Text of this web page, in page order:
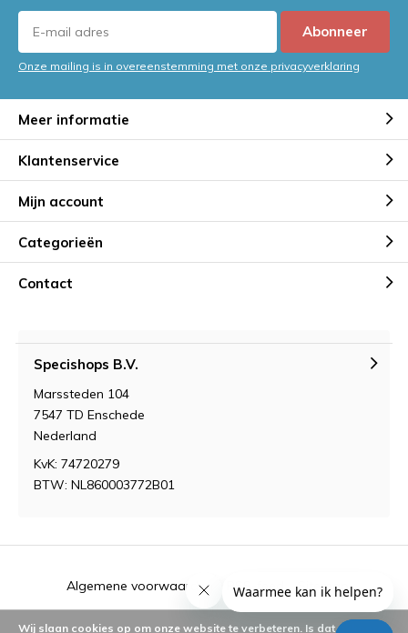
Abonneer
Onze mailing is in overeenstemming met onze privacyverklaring
Meer informatie
Klantenservice
Mijn account
Categorieën
Contact
Specishops B.V.
Marssteden 104
7547 TD Enschede
Nederland
KvK: 74720279
BTW: NL860003772B01
Algemene voorwaarden RSS-feed Sitemap
Wij slaan cookies op om onze website te verbeteren. Is dat akkoord?